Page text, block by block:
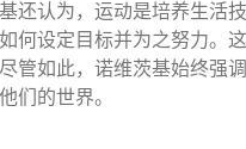
还认为，运动是培养生活
何设定目标并为之努力。
管如此，诺维茨基始终强
们的世界。